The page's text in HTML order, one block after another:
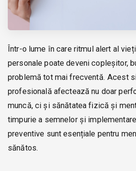
Într-o lume în care ritmul alert al
personale poate deveni copleșitor,
problemă tot mai frecventă. Acest
profesională afectează nu doar
muncă, ci și sănătatea fizică și
timpurie a semnelor și
preventive sunt esențiale pentru
sănătos.